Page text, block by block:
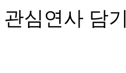
관심연사 담기